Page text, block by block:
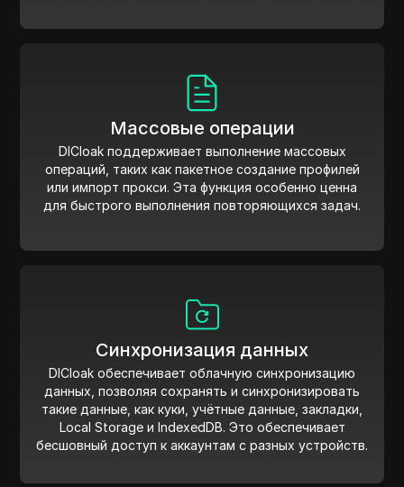
Массовые операции
DICloak поддерживает выполнение массовых
операций, таких как пакетное создание профилей
или импорт прокси. Эта функция особенно ценна
для быстрого выполнения повторяющихся задач.
Синхронизация данных
DICloak обеспечивает облачную синхронизацию
данных, позволяя сохранять и синхронизировать
такие данные, как куки, учётные данные, закладки,
Local Storage и IndexedDB. Это обеспечивает
бесшовный доступ к аккаунтам с разных устройств.